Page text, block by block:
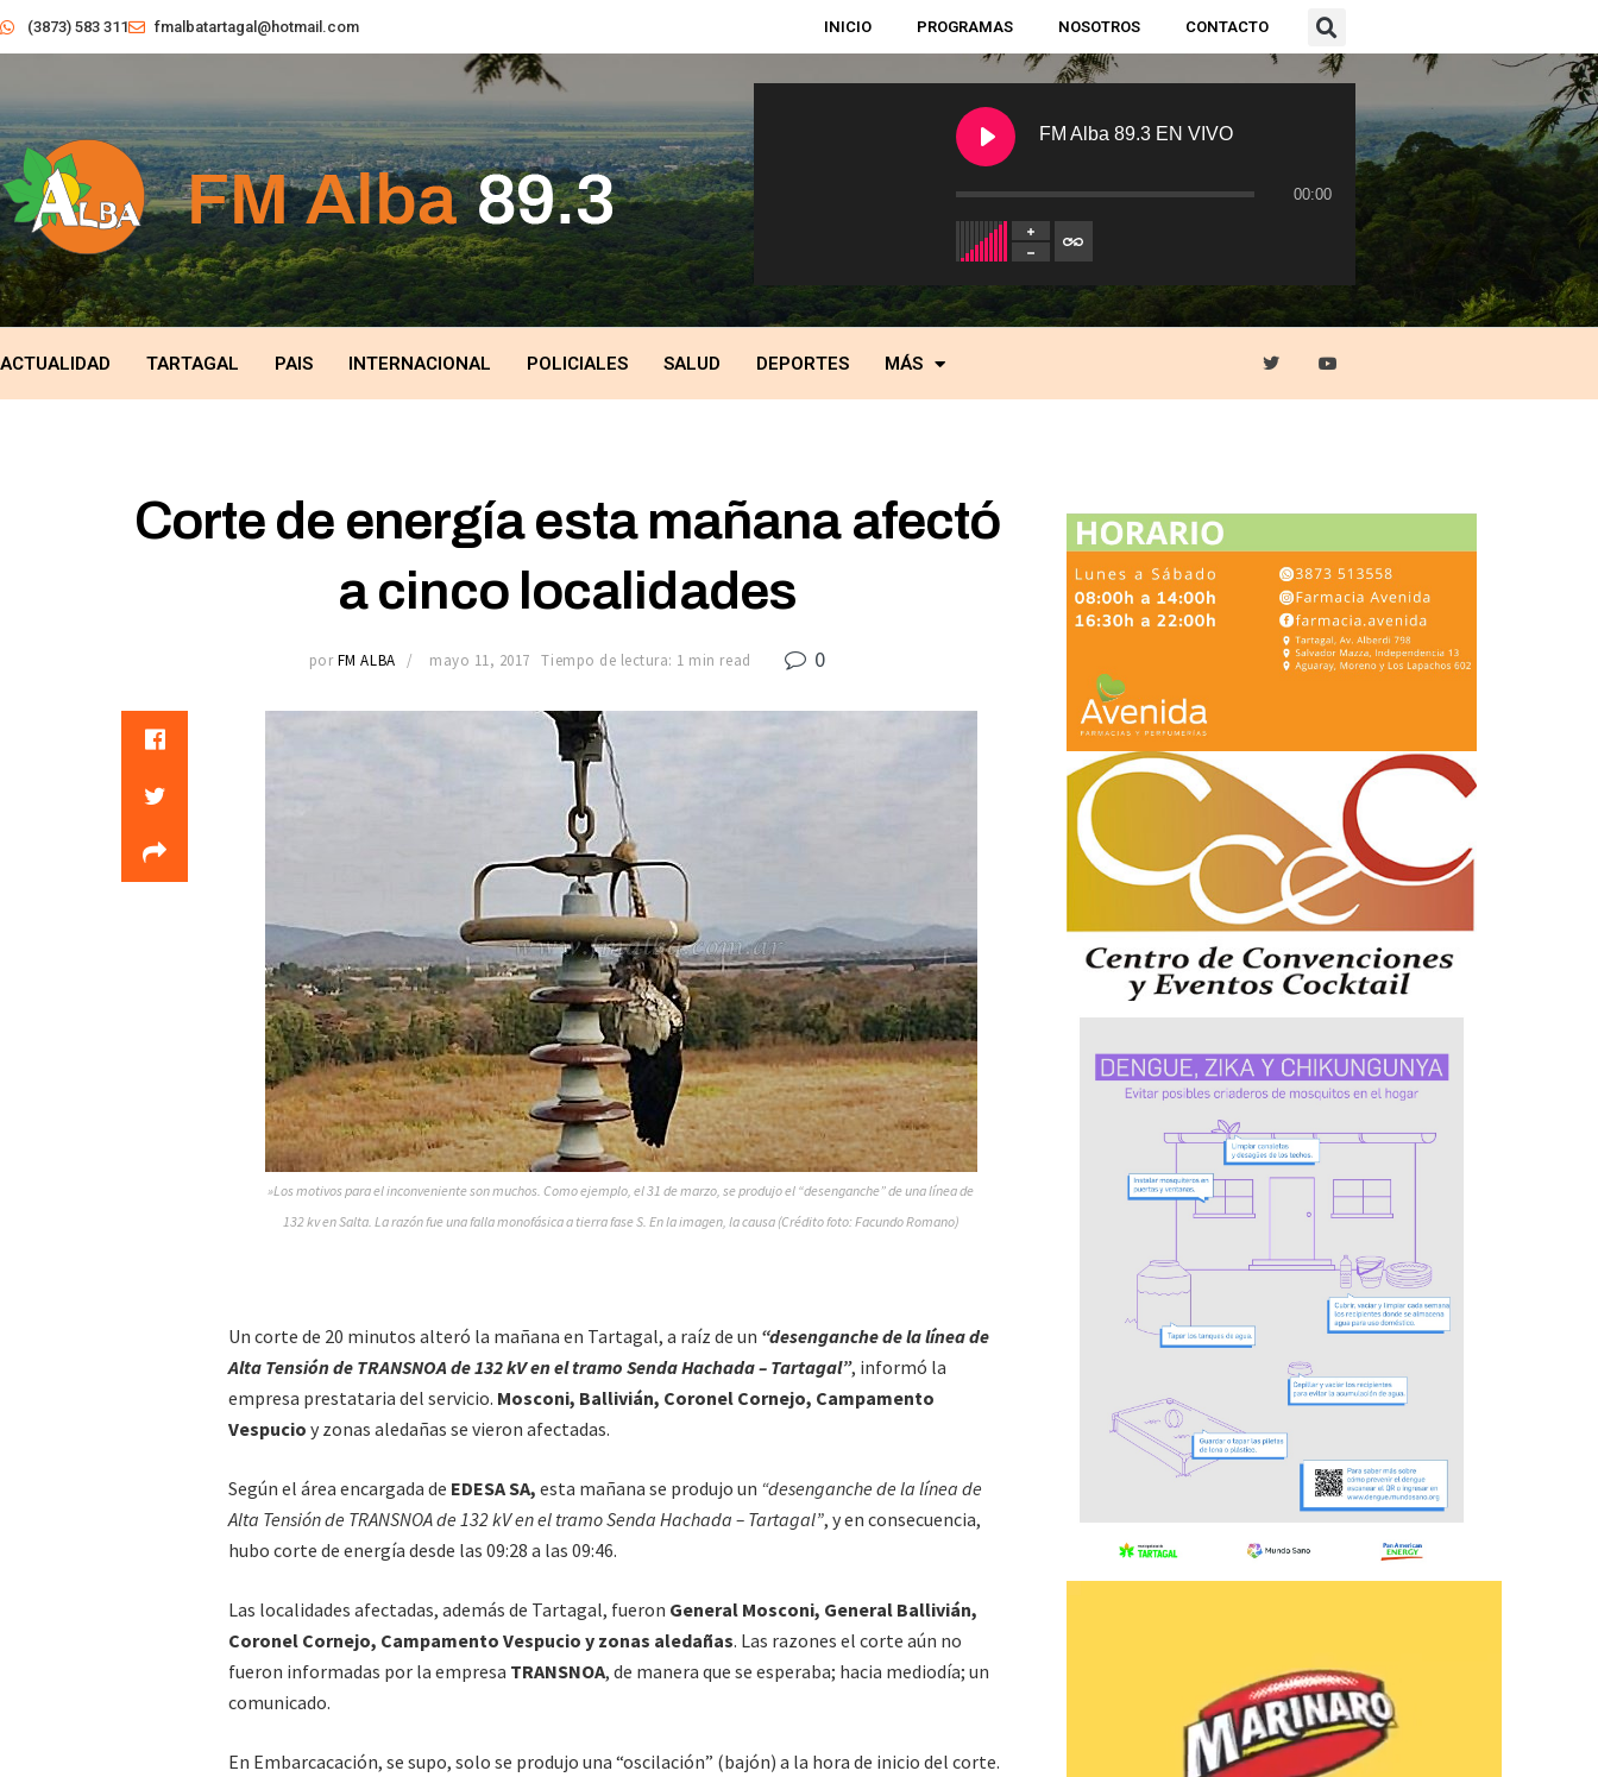
(3873) 583 311 fmalbatartagal@hotmail.com INICIO PROGRAMAS NOSOTROS CONTACTO
FM Alba 89.3 EN VIVO
00:00
ACTUALIDAD TARTAGAL PAIS INTERNACIONAL POLICIALES SALUD DEPORTES MÁS
Corte de energía esta mañana afectó
a cinco localidades
por FM ALBA mayo 11, 2017 Tiempo de lectura: 1 min read 0
»Los motivos para el inconveniente son muchos. Como ejemplo, el 31 de marzo, se produjo el “desenganche” de una línea de
132 kv en Salta. La razón fue una falla monofásica a tierra fase S. En la imagen, la causa (Crédito foto: Facundo Romano)
Un corte de 20 minutos alteró la mañana en Tartagal, a raíz de un “desenganche de la línea de
Alta Tensión de TRANSNOA de 132 kV en el tramo Senda Hachada – Tartagal”, informó la
empresa prestataria del servicio. Mosconi, Ballivián, Coronel Cornejo, Campamento
Vespucio y zonas aledañas se vieron afectadas.
Según el área encargada de EDESA SA, esta mañana se produjo un “desenganche de la línea de
Alta Tensión de TRANSNOA de 132 kV en el tramo Senda Hachada – Tartagal”, y en consecuencia,
hubo corte de energía desde las 09:28 a las 09:46.
Las localidades afectadas, además de Tartagal, fueron General Mosconi, General Ballivián,
Coronel Cornejo, Campamento Vespucio y zonas aledañas. Las razones el corte aún no
fueron informadas por la empresa TRANSNOA, de manera que se esperaba; hacia mediodía; un
comunicado.
En Embarcacación, se supo, solo se produjo una “oscilación” (bajón) a la hora de inicio del corte.